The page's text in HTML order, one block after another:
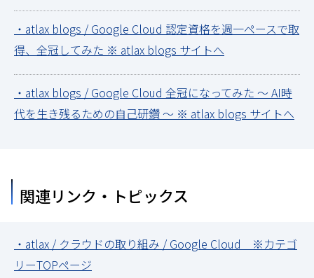
・atlax blogs / Google Cloud 認定資格を週一ペースで取
得、全冠してみた ※ atlax blogs サイトへ
・atlax blogs / Google Cloud 全冠になってみた ～ AI時
代を生き残るための自己研鑽 ～ ※ atlax blogs サイトへ
関連リンク・トピックス
・atlax / クラウドの取り組み / Google Cloud ※カテゴ
リーTOPページ